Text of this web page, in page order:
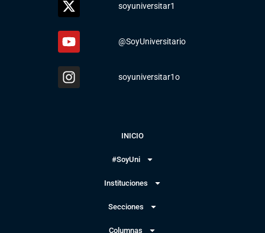
soyuniversitar1
@SoyUniversitario
soyuniversitar1o
INICIO
#SoyUni
Instituciones
Secciones
Columnas